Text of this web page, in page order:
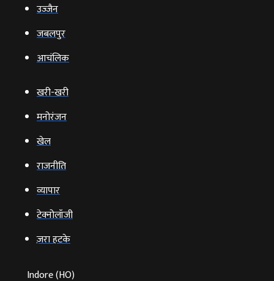
उज्‍जैन
जबलपुर
आचंलिक
खरी-खरी
मनोरंजन
खेल
राजनीति
व्‍यापार
टेक्‍नोलॉजी
ज़रा हटके
Indore (HO)